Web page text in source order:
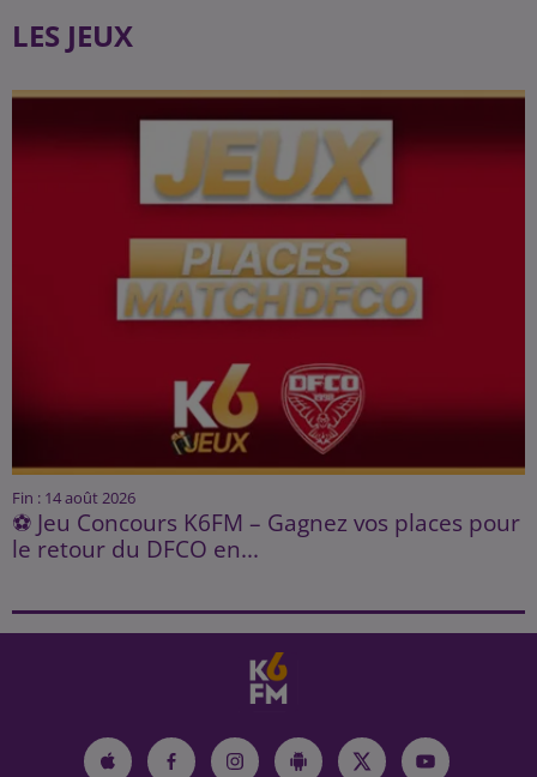
LES JEUX
Fin : 14 août 2026
⚽ Jeu Concours K6FM – Gagnez vos places pour
le retour du DFCO en...